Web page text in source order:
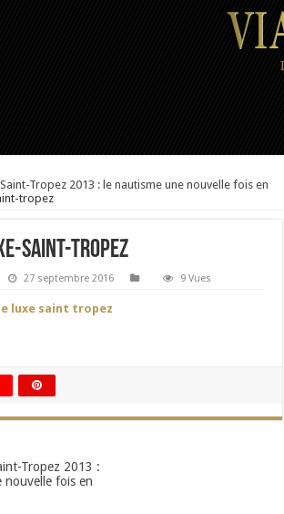
Tropez 2013 : le nautisme une nouvelle fois en
tropez
saint-tropez
27 septembre 2016 9 Vues
Tropez 2013 :
nouvelle fois en